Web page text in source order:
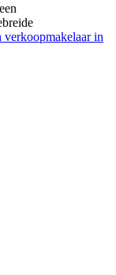
verkoopmakelaar in